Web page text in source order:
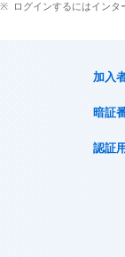
ログインするにはインタ
加入
暗証
認証